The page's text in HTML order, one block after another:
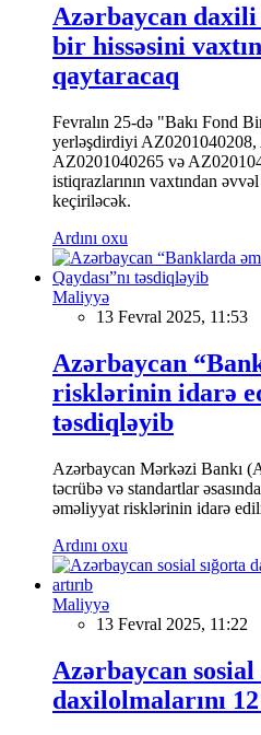
Azərbaycan
bir hissəsini
qaytaracaq
Fevralın 25-də "Bakı Fond
yerləşdirdiyi
AZ0201040265 və
istiqrazlarının vaxtından
keçiriləcək.
Ardını oxu
Maliyyə
13 Fevral 2025, 11:53
Azərbaycan
risklərinin idarə
təsdiqləyib
Azərbaycan Mərkəzi Bankı
təcrübə və standartlar
əməliyyat risklərinin idarə
Ardını oxu
Maliyyə
13 Fevral 2025, 11:22
Azərbaycan sosial
daxilolmalarını